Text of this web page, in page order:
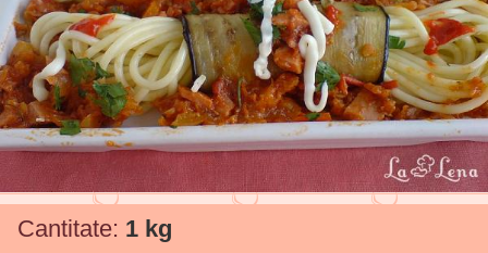
Cantitate: 1 kg